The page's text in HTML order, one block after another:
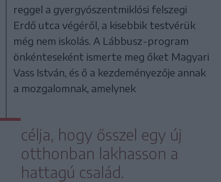
reggel a gyergyószentmiklósi felszegi
Erdő utca végéről, a kisebbik testvérük
még nem iskolás. A Lábbusz-program
önkénteseként ismerte meg őket Magyari
Vass István, és ő a kezdeményezője annak
a mozgalomnak, amelynek
célja, hogy ősszel egy új
otthonban lakhasson a
hattagú család.